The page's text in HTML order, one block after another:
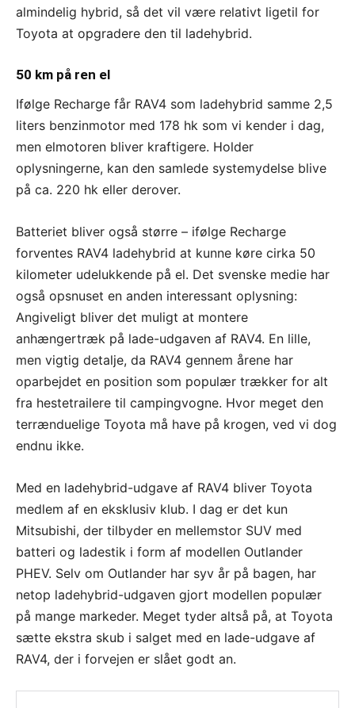
almindelig hybrid, så det vil være relativt ligetil for
Toyota at opgradere den til ladehybrid.
50 km på ren el
Ifølge Recharge får RAV4 som ladehybrid samme 2,5
liters benzinmotor med 178 hk som vi kender i dag,
men elmotoren bliver kraftigere. Holder
oplysningerne, kan den samlede systemydelse blive
på ca. 220 hk eller derover.
Batteriet bliver også større – ifølge Recharge
forventes RAV4 ladehybrid at kunne køre cirka 50
kilometer udelukkende på el. Det svenske medie har
også opsnuset en anden interessant oplysning:
Angiveligt bliver det muligt at montere
anhængertræk på lade-udgaven af RAV4. En lille,
men vigtig detalje, da RAV4 gennem årene har
oparbejdet en position som populær trækker for alt
fra hestetrailere til campingvogne. Hvor meget den
terrænduelige Toyota må have på krogen, ved vi dog
endnu ikke.
Med en ladehybrid-udgave af RAV4 bliver Toyota
medlem af en eksklusiv klub. I dag er det kun
Mitsubishi, der tilbyder en mellemstor SUV med
batteri og ladestik i form af modellen Outlander
PHEV. Selv om Outlander har syv år på bagen, har
netop ladehybrid-udgaven gjort modellen populær
på mange markeder. Meget tyder altså på, at Toyota
sætte ekstra skub i salget med en lade-udgave af
RAV4, der i forvejen er slået godt an.